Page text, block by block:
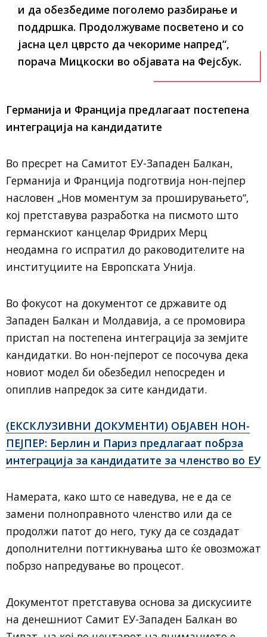
и да обезбедиме поголемо разбирање и
поддршка. Продолжуваме посветено и со
јасна цел цврсто да чекориме напред“,
порача Мицкоски во објавата на Фејсбук.
Германија и Франција предлагаат постепена
интеграција на кандидатите
Во пресрет на Самитот ЕУ-Западен Балкан,
Германија и Франција подготвија нон-пејпер
насловен „Нов моментум за проширувањето“,
кој претставува разработка на писмото што
германскиот канцелар Фридрих Мерц
неодамна го испратил до раководителите на
институциите на Европската Унија.
Во фокусот на документот се државите од
Западен Балкан и Молдавија, а се промовира
пристап на постепена интеграција за земјите
кандидатки. Во нон-пејперот се посочува дека
новиот модел би обезбедил непосреден и
опиплив напредок за сите кандидати.
(ЕКСКЛУЗИВНИ ДОКУМЕНТИ) ОБЈАВЕН НОН-
ПЕЈПЕР: Берлин и Париз предлагаат побрза
интеграција за кандидатите за членство во ЕУ
Намерата, како што се наведува, не е да се
замени полноправното членство или да се
продолжи патот до него, туку да се создадат
дополнителни поттикнувања што ќе овозможат
побрзо напредување во процесот.
Документот претставува основа за дискусиите
на денешниот Самит ЕУ-Западен Балкан во